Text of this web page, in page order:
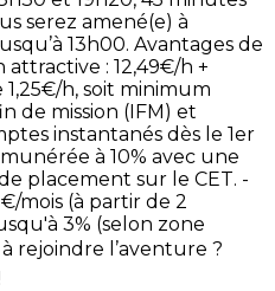
serez amené(e) à
13h00. Avantages de
attractive : 12,49€/h +
1,25€/h, soit minimum
de mission (IFM) et
instantanés dès le 1er
à 10% avec une
placement sur le CET. -
mois (à partir de 2
3% (selon zone
à rejoindre l’aventure ?